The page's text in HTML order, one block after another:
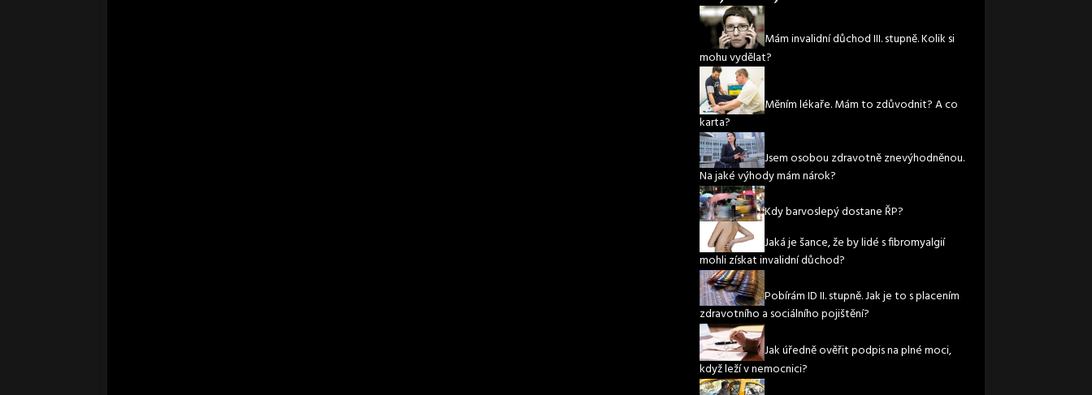
Mám invalidní důchod III. stupně. Kolik si
mohu vydělat?
Měním lékaře. Mám to zdůvodnit? A co
karta?
Jsem osobou zdravotně znevýhodněnou.
Na jaké výhody mám nárok?
Kdy barvoslepý dostane ŘP?
Jaká je šance, že by lidé s fibromyalgií
mohli získat invalidní důchod?
Pobírám ID II. stupně. Jak je to s placením
zdravotního a sociálního pojištění?
Jak úředně ověřit podpis na plné moci,
když leží v nemocnici?